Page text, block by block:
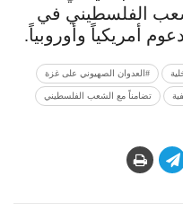
الفلسطيني في
أمريكياً وأوروبياً.
#العدوان الصهيوني على غزة
تضامناً مع الشعب الفلسطيني